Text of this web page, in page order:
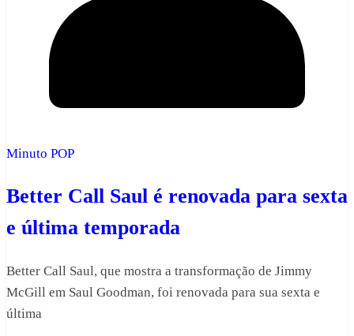
Minuto POP
Better Call Saul é renovada para sexta
e última temporada
Better Call Saul, que mostra a transformação de Jimmy
McGill em Saul Goodman, foi renovada para sua sexta e
última